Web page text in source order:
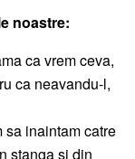
noastre:
ca vrem ceva,
ca neavandu-l,
sa inaintam catre
stanga si din